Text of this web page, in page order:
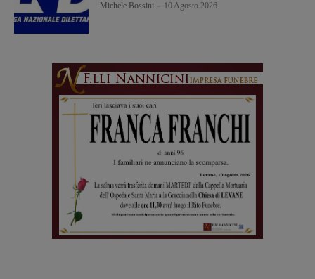
Michele Bossini 10 Agosto 2026